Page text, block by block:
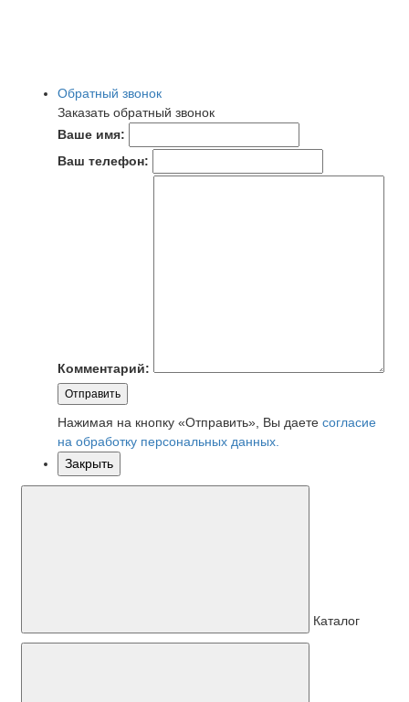
Обратный звонок
Заказать обратный звонок
Ваше имя:
Ваш телефон:
Комментарий:
Отправить
Нажимая на кнопку «Отправить», Вы даете согласие
на обработку персональных данных.
Закрыть
Каталог